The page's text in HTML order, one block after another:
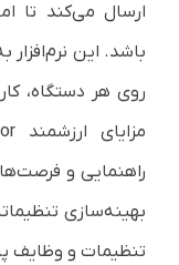
ارسال می‌کند تا
باشد. این
روی هر دستگاه،
راهنمایی و
بهینه‌سازی
تنظیمات و وظایف